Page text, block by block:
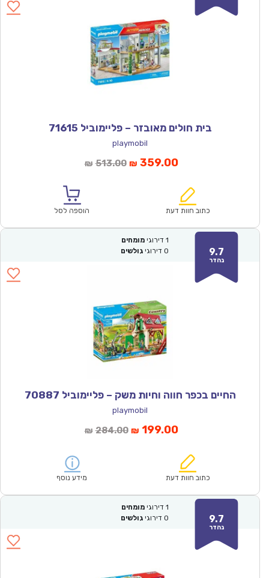
בית חולים מאובזר – פליימוביל 71615
playmobil
₪ 513.00המחיר
₪513.00.
₪ 359.00המחיר
הוא:
כתוב חוות דעת הוספה לסל
9.7
נהדר
1 דירוגי מומחים
0 דירוגי גולשים
החיים בכפר חווה וחיות משק – פליימוביל 70887
playmobil
₪ 284.00המחיר
₪284.00.
₪ 199.00המחיר
הוא:
כתוב חוות דעת מידע נוסף
9.7
נהדר
1 דירוגי מומחים
0 דירוגי גולשים